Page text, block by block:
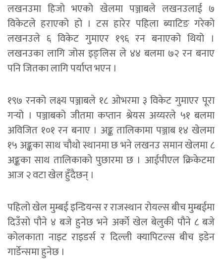
लखनउमा हिजो भएको खेलमा पञ्जाबले लखनउलाई ७
विकेटले हराएको हो । टस हारेर पहिला ब्याटिङ गरेको
लखनउले ६ विकेट गुमाएर १९६ रन बनाएको थियो ।
लखनउका लागि जोस इङ्लिस ले ४४ बलमा ७२ रन बनाए
पनि जितका लागि पर्याप्त भएन ।
१९७ रनको लक्ष्य पञ्जाबले १८ ओभरमा ३ विकेट गुमाएर पूरा
गर्‍यो । पञ्जाबको जीतमा कप्तान श्रेयस अय्यरले ५१ बलमा
अविजित १०१ रन बनाए । अङ्क तालिकामा पञ्जाब १४ खेलमा
१५ अङ्कका साथ चौथो स्थानमा छ भने लखनउ समान खेलमा ८
अङ्कका साथ तालिकाको पुछारमा छ । आईपीएल क्रिकेटमा
आज २ वटा खेल हुँदैछन् ।
पहिलो खेल मुम्बई इन्डियन्स र राजस्थान रोयल्स बीच मुम्बईमा
दिउँसो पौने ४ बजे हुनेछ भने अर्को खेल बेलुकी पौने ८ बजे
कोलकाता नाइट राइडर्स र दिल्ली क्यापिटल्स बीच इडेन
गार्डेन्समा हुनेछ ।